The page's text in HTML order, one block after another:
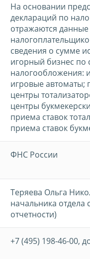
На основании
деклараций по
отражаются данные
сведения о сумме
игорный бизнес
налогообложения:
игровые автоматы;
центры
центры
приема ставок
приема ставок
ФНС России
Теряева Ольга
начальника отдела
отчетности)
+7 (495) 198-46-00,